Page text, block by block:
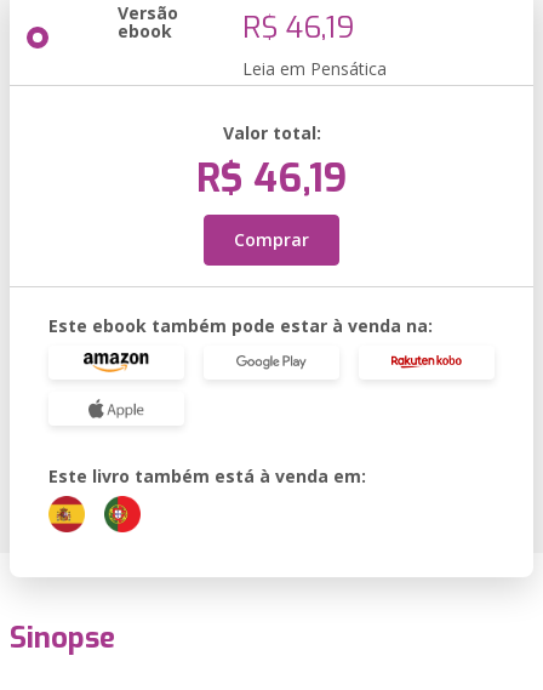
Versão
ebook R$ 46,19
Leia em Pensática
Valor total:
R$ 46,19
Comprar
Este ebook também pode estar à venda na:
Este livro também está à venda em:
Sinopse